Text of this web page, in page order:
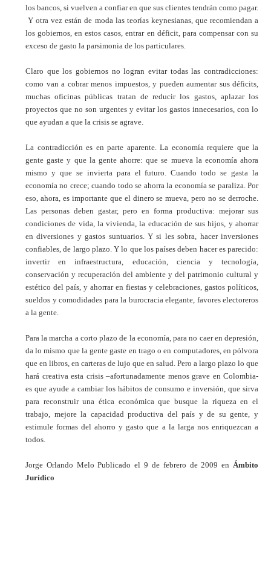
los bancos, si vuelven a confiar en que sus clientes tendrán como pagar.
Y otra vez están de moda las teorías keynesianas, que recomiendan a
los gobiernos, en estos casos, entrar en déficit, para compensar con su
exceso de gasto la parsimonia de los particulares.
Claro que los gobiernos no logran evitar todas las contradicciones:
como van a cobrar menos impuestos, y pueden aumentar sus déficits,
muchas oficinas públicas tratan de reducir los gastos, aplazar los
proyectos que no son urgentes y evitar los gastos innecesarios, con lo
que ayudan a que la crisis se agrave.
La contradicción es en parte aparente. La economía requiere que la
gente gaste y que la gente ahorre: que se mueva la economía ahora
mismo y que se invierta para el futuro. Cuando todo se gasta la
economía no crece; cuando todo se ahorra la economía se paraliza. Por
eso, ahora, es importante que el dinero se mueva, pero no se derroche.
Las personas deben gastar, pero en forma productiva: mejorar sus
condiciones de vida, la vivienda, la educación de sus hijos, y ahorrar
en diversiones y gastos suntuarios. Y si les sobra, hacer inversiones
confiables, de largo plazo. Y lo que los países deben hacer es parecido:
invertir en infraestructura, educación, ciencia y tecnología,
conservación y recuperación del ambiente y del patrimonio cultural y
estético del país, y ahorrar en fiestas y celebraciones, gastos políticos,
sueldos y comodidades para la burocracia elegante, favores electoreros
a la gente.
Para la marcha a corto plazo de la economía, para no caer en depresión,
da lo mismo que la gente gaste en trago o en computadores, en pólvora
que en libros, en carteras de lujo que en salud. Pero a largo plazo lo que
hará creativa esta crisis –afortunadamente menos grave en Colombia-
es que ayude a cambiar los hábitos de consumo e inversión, que sirva
para reconstruir una ética económica que busque la riqueza en el
trabajo, mejore la capacidad productiva del país y de su gente, y
estimule formas del ahorro y gasto que a la larga nos enriquezcan a
todos.
Jorge Orlando MeloPublicado el 9 de febrero de 2009 en Ámbito
Jurídico